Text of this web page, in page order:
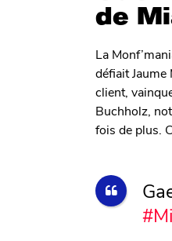
de
La
défiait Jaume
client,
Buchholz,
fois de plus.